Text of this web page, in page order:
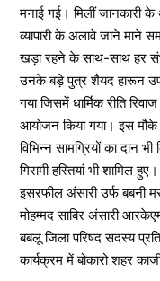
मनाई गई। मिलीं जानकारी
व्यापारी के अलावे जाने माने
खड़ा रहने के साथ-साथ हर
उनके बड़े पुत्र शैयद हारून उर्फ
गया जिसमें धार्मिक रीति
आयोजन किया गया। इस मौके
विभिन्न सामग्रियों का दान
गिरामी हस्तियां भी शामिल
इसरफील अंसारी उर्फ बबनी
मोहम्मद साबिर अंसारी
बबलू जिला परिषद सदस्य
कार्यक्रम में बोकारो शहर